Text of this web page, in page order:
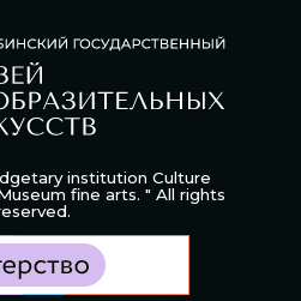
institution Culture
fine arts. " All rights